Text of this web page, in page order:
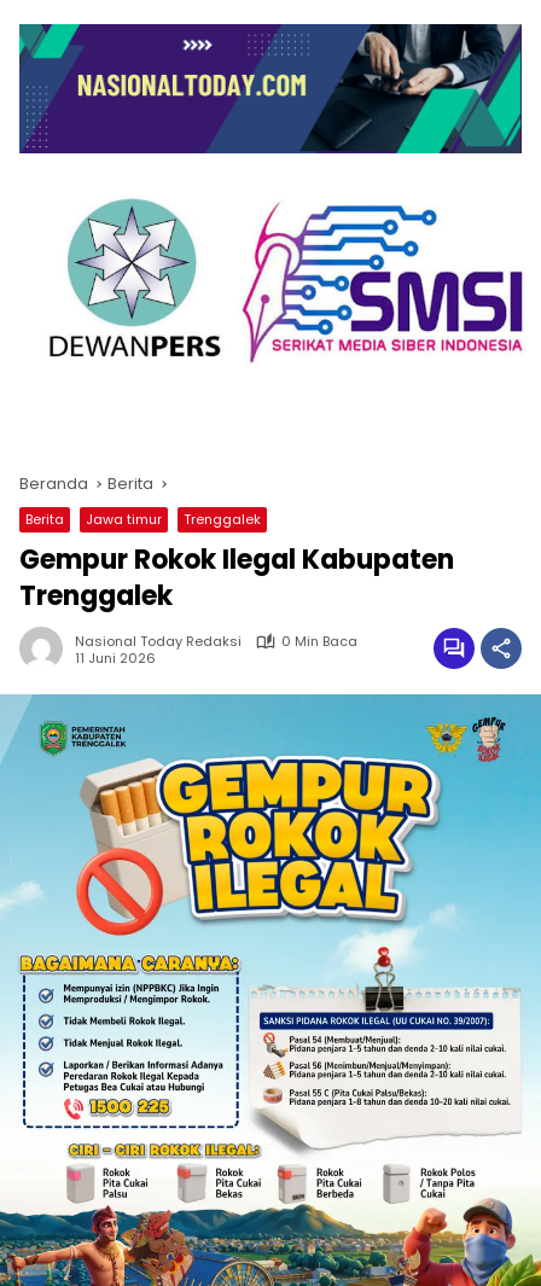
Beranda Berita
Berita Jawa timur Trenggalek
Gempur Rokok Ilegal Kabupaten
Trenggalek
Nasional Today Redaksi
0 Min Baca
11 Juni 2026